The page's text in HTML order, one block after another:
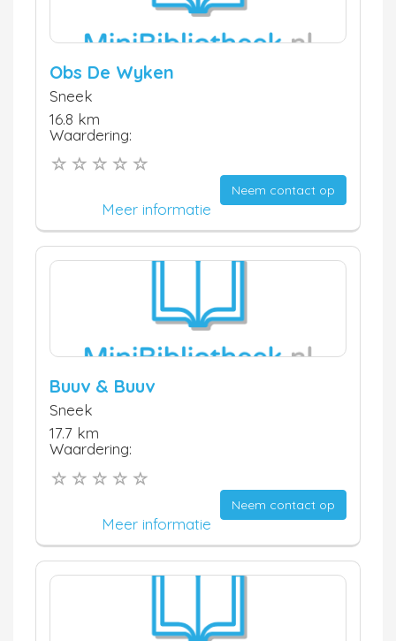
Obs De Wyken
Sneek
16.8 km
Waardering:
Neem contact op
Meer informatie
Buuv & Buuv
Sneek
17.7 km
Waardering:
Neem contact op
Meer informatie